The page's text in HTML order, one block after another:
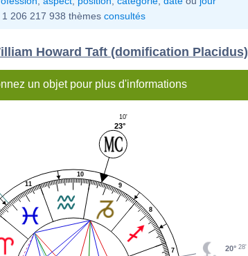
1 206 217 938 thèmes consultés
Howard Taft (domification Placidus)
un objet pour plus d'informations
7
8
9
10
11
20° 28'
23°
10'